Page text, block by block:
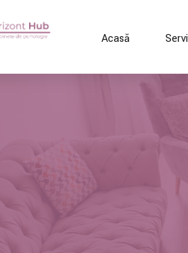
Acasă